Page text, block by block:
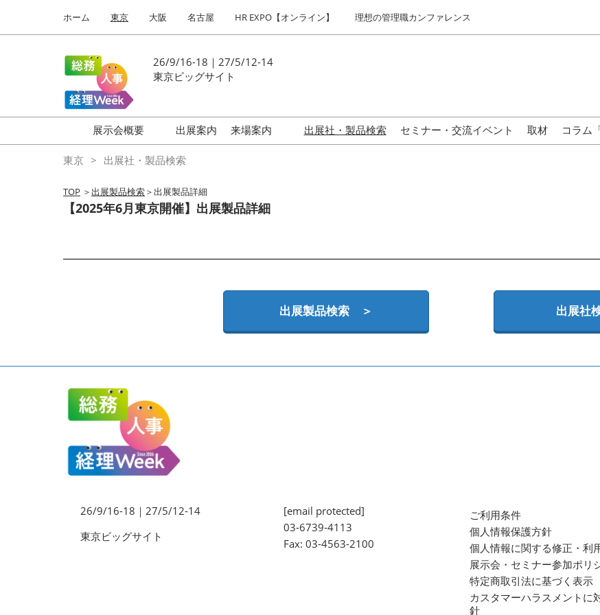
キ
プ
し
て
進
to
ホーム 東京 大阪 名古屋 HR EXPO【オンライン】 理想の管理職カンファレンス
26/9/16-18｜27/5/12-14
東京ビッグサイト
展示会概要
働き方改革 EXPO
福利厚生 EXPO
ワークプレイス改革EXPO
【9月より】バックオフィス
AIエージェント EXPO
【9月】展示会概要
出展案内
来場案内
出展社・製品検索 セミナー・交流イベント 取材 コラム
東京 出展社・製品検索
TOP ＞出展製品検索＞出展製品詳細
【2025年6月東京開催】出展製品詳細
出展製品検索 ＞ 出展社
26/9/16-18｜27/5/12-14
東京ビッグサイト
[email protected]
03-6739-4113
Fax: 03-4563-2100
ご利用条件
個人情報保護方針
個人情報に関する修正・利
展示会・セミナー参加ポリ
特定商取引法に基づく表示
カスタマーハラスメントに
針